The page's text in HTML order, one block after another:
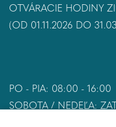
OTVÁRACIE HODINY
(OD 01.11.2026 DO
PO - PIA: 08:00 - 16:00
SOBOTA / NEDEĽA: